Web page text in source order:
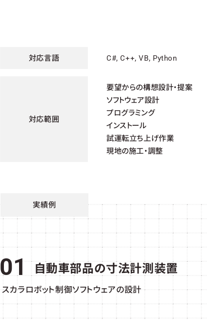
対応言語 C#, C++, VB, Python
対応範囲
要望からの構想設計・提案
ソフトウェア設計
プログラミング
インストール
試運転立ち上げ作業
現地の施工・調整
実績例
01 自動車部品の寸法計測装置
スカラロボット制御ソフトウェアの設計